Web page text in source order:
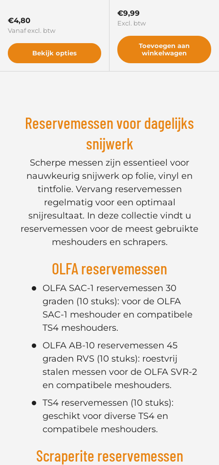
Reguliere prijs
€4,80
Vanaf excl. btw
Bekijk opties
Reguliere prijs
€9,99
Excl. btw
Toevoegen aan
winkelwagen
Reservemessen voor dagelijks
snijwerk
Scherpe messen zijn essentieel voor
nauwkeurig snijwerk op folie, vinyl en
tintfolie. Vervang reservemessen
regelmatig voor een optimaal
snijresultaat. In deze collectie vindt u
reservemessen voor de meest gebruikte
meshouders en schrapers.
OLFA reservemessen
OLFA SAC-1 reservemessen 30
graden (10 stuks): voor de OLFA
SAC-1 meshouder en compatibele
TS4 meshouders.
OLFA AB-10 reservemessen 45
graden RVS (10 stuks): roestvrij
stalen messen voor de OLFA SVR-2
en compatibele meshouders.
TS4 reservemessen (10 stuks):
geschikt voor diverse TS4 en
compatibele meshouders.
Scraperite reservemessen